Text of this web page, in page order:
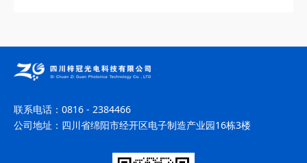
联系电话： 0816 - 2384466
公司地址： 四川省绵阳市经开区电子制造产业园16栋3楼